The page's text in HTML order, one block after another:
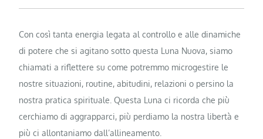
Con così tanta energia legata al controllo e alle dinamiche
di potere che si agitano sotto questa Luna Nuova, siamo
chiamati a riflettere su come potremmo microgestire le
nostre situazioni, routine, abitudini, relazioni o persino la
nostra pratica spirituale. Questa Luna ci ricorda che più
cerchiamo di aggrapparci, più perdiamo la nostra libertà e
più ci allontaniamo dall’allineamento.